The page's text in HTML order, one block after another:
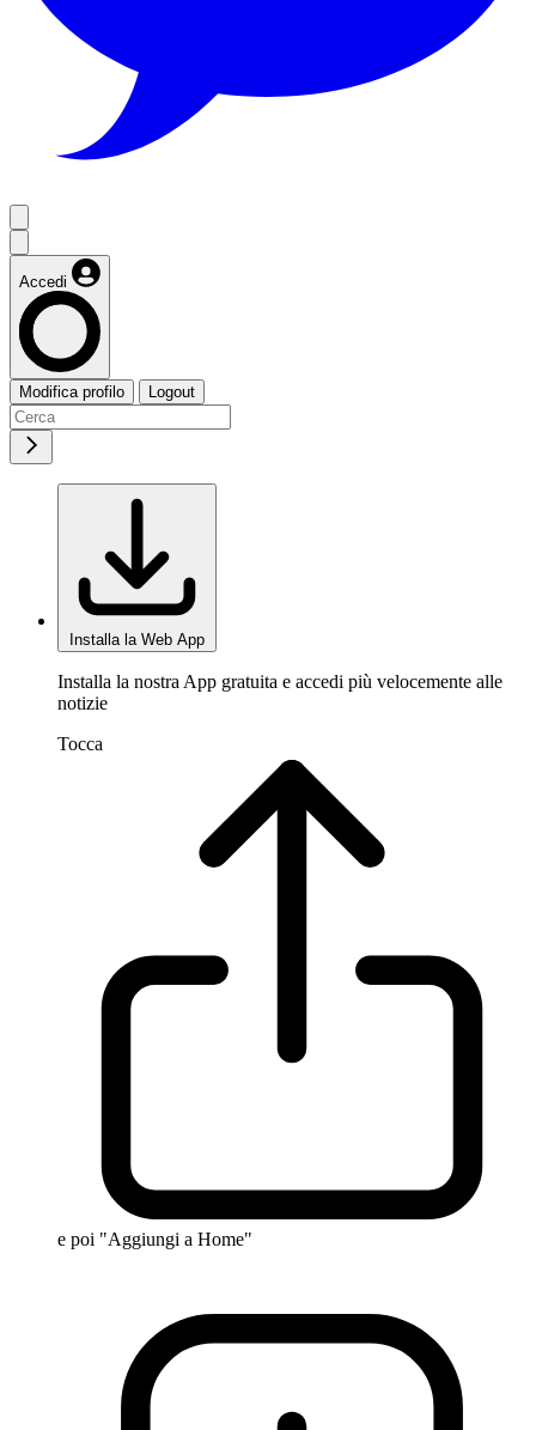
Accedi
Modifica profilo Logout
Installa la Web App
Installa la nostra App gratuita e accedi più velocemente alle
notizie
Tocca
e poi "Aggiungi a Home"